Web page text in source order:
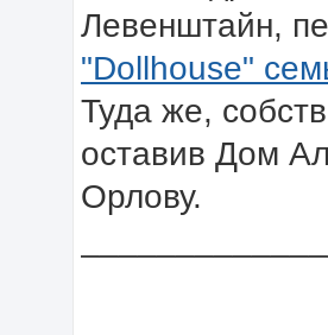
Левенштайн,
"Dollhouse"
Туда же,
оставив Дом
Орлову.